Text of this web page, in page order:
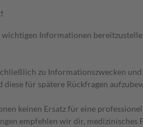
Informationen
zu Informationszwecken
für spätere Rückfragen
keinen Ersatz für eine
empfehlen wir dir, medizinisches